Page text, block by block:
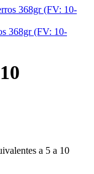
368gr (FV: 10-
a 5 a 10